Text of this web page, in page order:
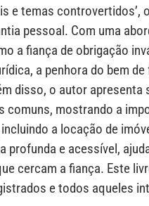
e temas controvertidos’,
pessoal. Com uma
a fiança de obrigação
a penhora do bem
disso, o autor
comuns, mostrando a
a locação de
profunda e acessível,
cercam a fiança. Este
e todos aqueles